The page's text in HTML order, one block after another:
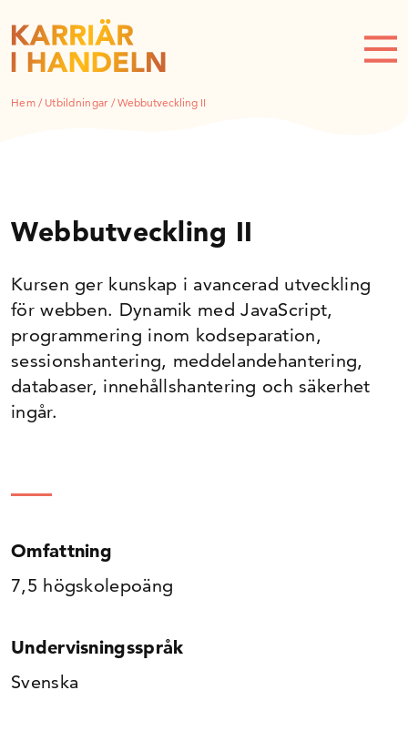
Hem/ Utbildningar /Webbutveckling II
Webbutveckling II
Kursen ger kunskap i avancerad utveckling
för webben. Dynamik med JavaScript,
programmering inom kodseparation,
sessionshantering, meddelandehantering,
databaser, innehållshantering och säkerhet
ingår.
Omfattning
7,5 högskolepoäng
Undervisningsspråk
Svenska